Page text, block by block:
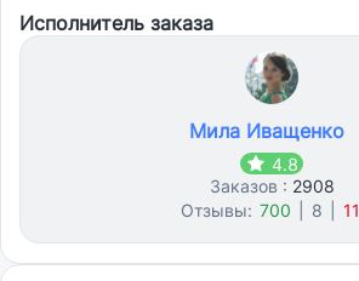
Исполнитель заказа
Мила Иващенко
4.8
Заказов : 2908
Отзывы: 700 8 11